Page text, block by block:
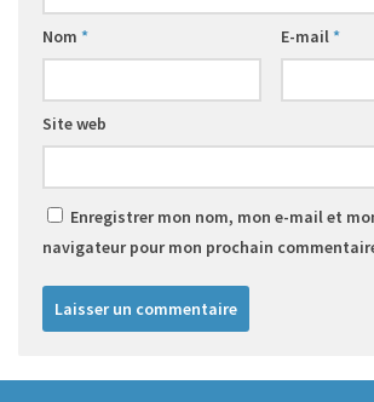
Nom * E-mail*
Site web
Enregistrer mon nom, mon e-mail et
navigateur pour mon prochain